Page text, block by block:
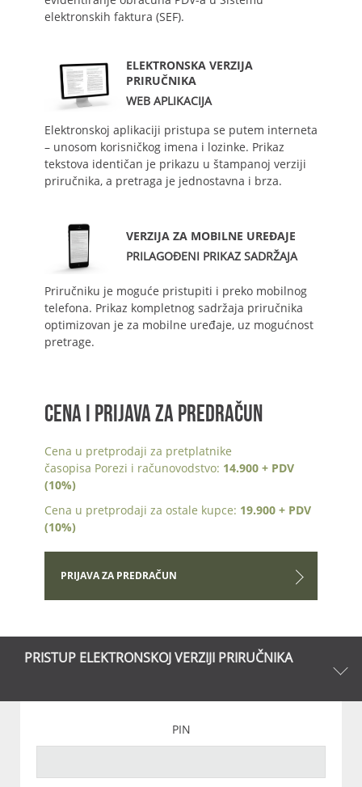
elektronskih faktura (SEF).
ELEKTRONSKA VERZIJA
PRIRUČNIKA
WEB APLIKACIJA
Elektronskoj aplikaciji pristupa se putem interneta
– unosom korisničkog imena i lozinke. Prikaz
tekstova identičan je prikazu u štampanoj verziji
priručnika, a pretraga je jednostavna i brza.
VERZIJA ZA MOBILNE UREĐAJE
PRILAGOĐENI PRIKAZ SADRŽAJA
Priručniku je moguće pristupiti i preko mobilnog
telefona. Prikaz kompletnog sadržaja priručnika
optimizovan je za mobilne uređaje, uz mogućnost
pretrage.
CENA I PRIJAVA ZA PREDRAČUN
Cena u pretprodaji za pretplatnike
časopisa Porezi i računovodstvo: 14.900 + PDV
(10%)
Cena u pretprodaji za ostale kupce: 19.900 + PDV
(10%)
PRIJAVA ZA PREDRAČUN
PRISTUP ELEKTRONSKOJ VERZIJI PRIRUČNIKA
PIN